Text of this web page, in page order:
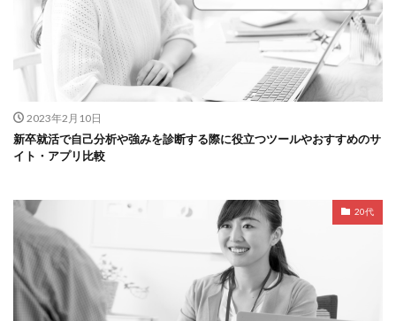
2023年2月10日
新卒就活で自己分析や強みを診断する際に役立つツールやおすすめのサ
イト・アプリ比較
20代